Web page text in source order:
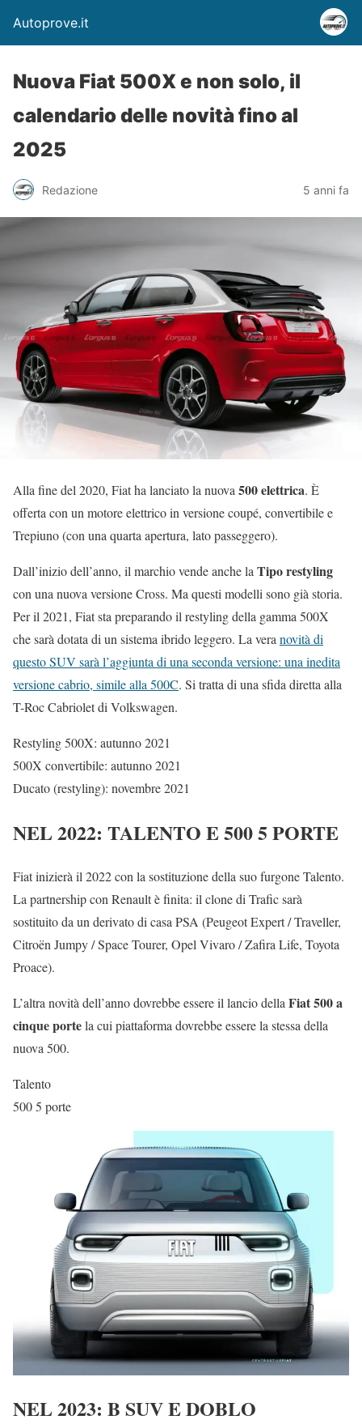
Autoprove.it
Nuova Fiat 500X e non solo, il
calendario delle novità fino al
2025
Redazione 5 anni fa
Alla fine del 2020, Fiat ha lanciato la nuova 500 elettrica. È
offerta con un motore elettrico in versione coupé, convertibile e
Trepiuno (con una quarta apertura, lato passeggero).
Dall’inizio dell’anno, il marchio vende anche la Tipo restyling
con una nuova versione Cross. Ma questi modelli sono già storia.
Per il 2021, Fiat sta preparando il restyling della gamma 500X
che sarà dotata di un sistema ibrido leggero. La vera novità di
questo SUV sarà l’aggiunta di una seconda versione: una inedita
versione cabrio, simile alla 500C. Si tratta di una sfida diretta alla
T-Roc Cabriolet di Volkswagen.
Restyling 500X: autunno 2021
500X convertibile: autunno 2021
Ducato (restyling): novembre 2021
NEL 2022: TALENTO E 500 5 PORTE
Fiat inizierà il 2022 con la sostituzione della suo furgone Talento.
La partnership con Renault è finita: il clone di Trafic sarà
sostituito da un derivato di casa PSA (Peugeot Expert / Traveller,
Citroën Jumpy / Space Tourer, Opel Vivaro / Zafira Life, Toyota
Proace).
L’altra novità dell’anno dovrebbe essere il lancio dellaFiat 500 a
cinque portela cui piattaforma dovrebbe essere la stessa della
nuova 500.
Talento
500 5 porte
NEL 2023: B SUV E DOBLO